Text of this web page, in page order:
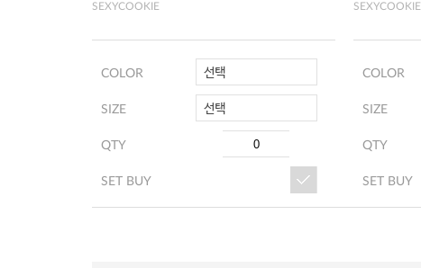
SEXYCOOKIE
COLOR 선택
SIZE 선택
QTY
SET BUY
SEXYCOOKIE
COLOR
SIZE
QTY
SET BUY